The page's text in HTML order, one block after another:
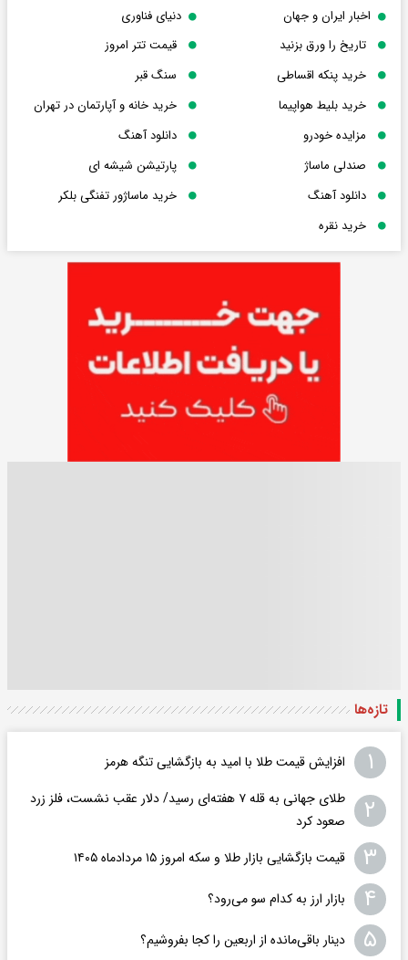
اخبار ایران و جهان
دنیای فناوری
تاریخ را ورق بزنید
قیمت تتر امروز
خرید پنکه اقساطی
سنگ قبر
خرید بلیط هواپیما
خرید خانه و آپارتمان در تهران
مزایده خودرو
دانلود آهنگ
صندلی ماساژ
پارتیشن شیشه ای
دانلود آهنگ
خرید ماساژور تفنگی بلکر
خرید نقره
تازه‌ها
۱ افزایش قیمت طلا با امید به بازگشایی تنگه هرمز
۲
طلای جهانی به قله ۷ هفته‌ای رسید/ دلار عقب نشست، فلز زرد
صعود کرد
۳ قیمت بازگشایی بازار طلا و سکه امروز ۱۵ مردادماه ۱۴۰۵
۴ بازار ارز به کدام سو می‌رود؟
۵ دینار باقی‌مانده از اربعین را کجا بفروشیم؟